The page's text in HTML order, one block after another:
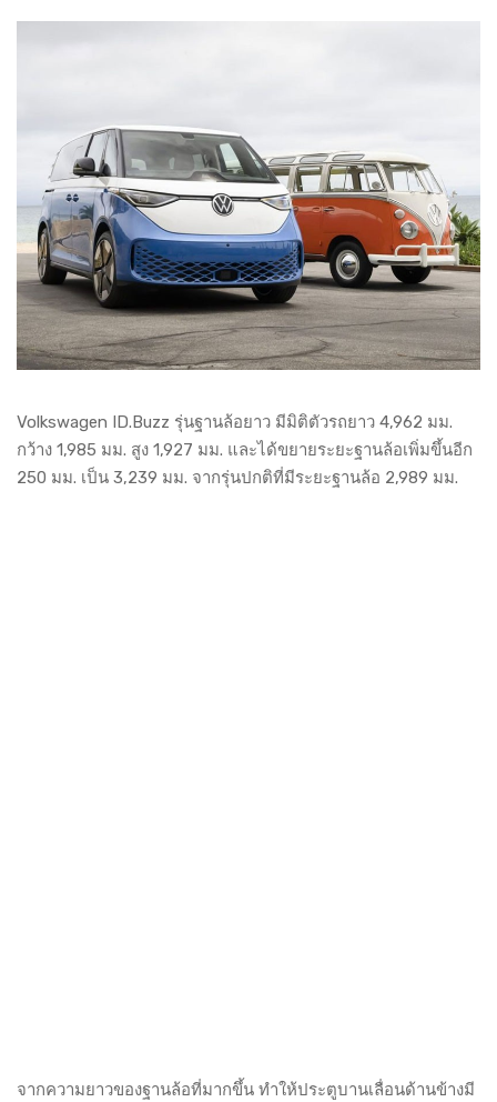
Volkswagen ID.Buzz รุ่นฐานล้อยาว มีมิติตัวรถยาว 4,962 มม.
กว้าง 1,985 มม. สูง 1,927 มม. และได้ขยายระยะฐานล้อเพิ่มขึ้นอีก
250 มม. เป็น 3,239 มม. จากรุ่นปกติที่มีระยะฐานล้อ 2,989 มม.
จากความยาวของฐานล้อที่มากขึ้น ทำให้ประตูบานเลื่อนด้านข้างมี